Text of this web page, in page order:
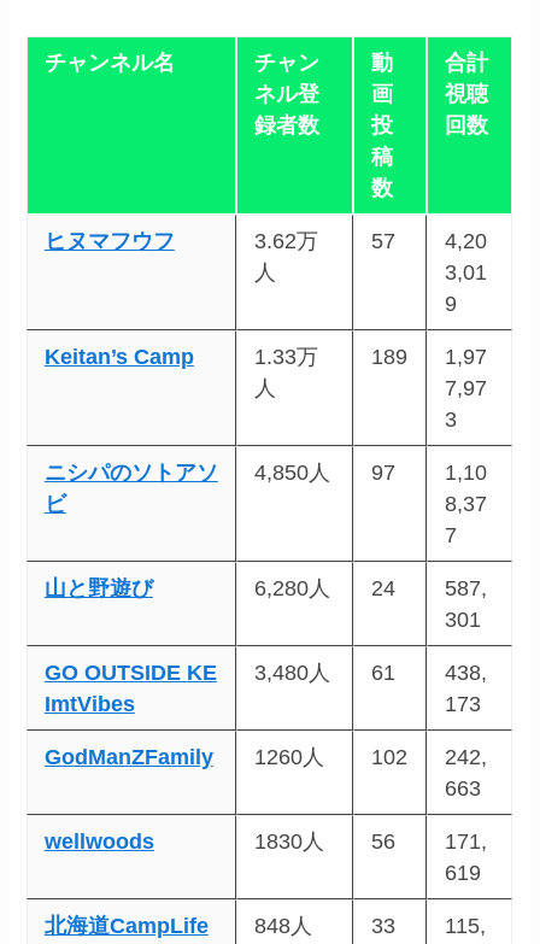
チャンネル名
チャン
ネル登
録者数
動
画
投
稿
数
合計
視聴
回数
ヒヌマフウフ
3.62万
人
57
4,20
3,01
9
Keitan’s Camp
1.33万
人
189
1,97
7,97
3
ニシパのソトアソ
ビ
4,850人 97
1,10
8,37
7
山と野遊び 6,280人 24
587,
301
GO OUTSIDE KE
ImtVibes
3,480人 61
438,
173
GodManZFamily 1260人 102
242,
663
wellwoods 1830人 56
171,
619
北海道CampLife 848人 33 115,